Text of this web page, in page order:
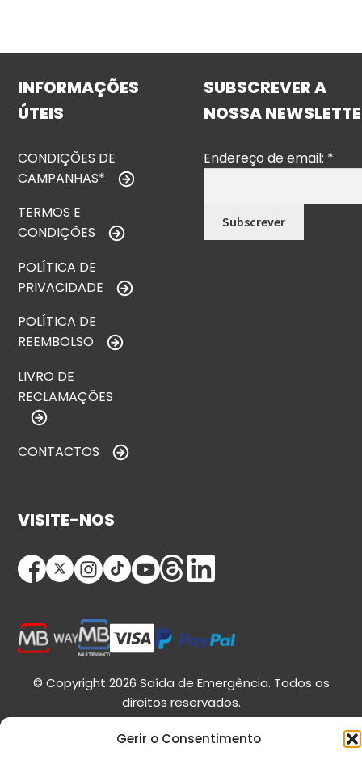
Gerir o Consentimento
INFORMAÇÕES
ÚTEIS
CONDIÇÕES DE
CAMPANHAS*
TERMOS E
CONDIÇÕES
POLÍTICA DE
PRIVACIDADE
POLÍTICA DE
REEMBOLSO
LIVRO DE
RECLAMAÇÕES
CONTACTOS
SUBSCREVER A
NOSSA
Endereço de email: *
VISITE-NOS
© Copyright 2026 Saída de Emergência. Todos os
direitos reservados.